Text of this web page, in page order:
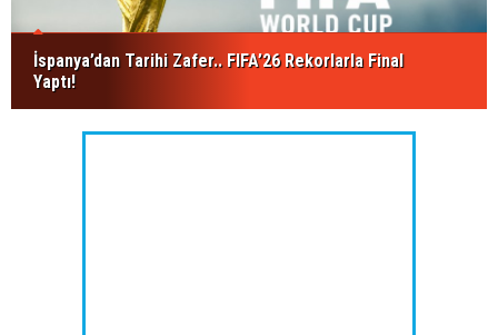
İspanya’dan Tarihi Zafer.. FIFA’26 Rekorlarla Final
Yaptı!